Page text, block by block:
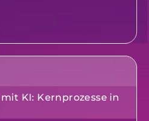
KI: Kernprozesse in